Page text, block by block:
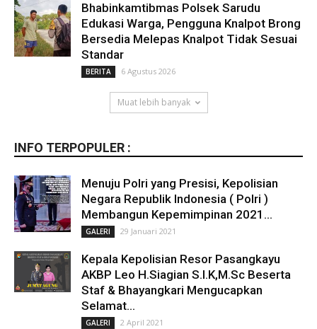
Bhabinkamtibmas Polsek Sarudu
Edukasi Warga, Pengguna Knalpot Brong
Bersedia Melepas Knalpot Tidak Sesuai
Standar
BERITA 6 Agustus 2026
Muat lebih banyak
INFO TERPOPULER :
Menuju Polri yang Presisi, Kepolisian
Negara Republik Indonesia ( Polri )
Membangun Kepemimpinan 2021...
GALERI 29 Januari 2021
Kepala Kepolisian Resor Pasangkayu
AKBP Leo H.Siagian S.I.K,M.Sc Beserta
Staf & Bhayangkari Mengucapkan
Selamat...
GALERI 2 April 2021